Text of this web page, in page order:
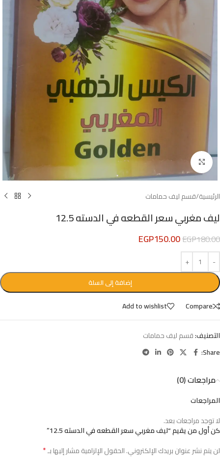
Click to enlarge
الرئيسية/قسم ليف حمامات
ليف مغربي سعر القطعه في الدسته 12.5
EGP180.00
EGP150.00
إضافة إلى السلة
Compare
Add to wishlist
التصنيف:قسم ليف حمامات
Share:
مراجعات (0)
المراجعات
لا توجد مراجعات بعد.
كن أول من يقيم “ليف مغربي سعر القطعه في الدسته 12.5”
لن يتم نشر عنوان بريدك الإلكتروني.الحقول الإلزامية مشار إليها بـ*